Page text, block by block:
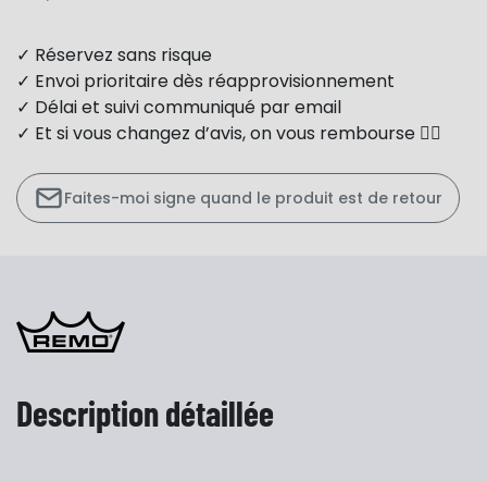
✓ Réservez sans risque
✓ Envoi prioritaire dès réapprovisionnement
✓ Délai et suivi communiqué par email
✓ Et si vous changez d’avis, on vous rembourse 👍🏻
Faites-moi signe quand le produit est de retour
Description détaillée